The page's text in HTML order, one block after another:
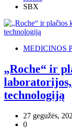
SBX
MEDICINOS
„Roche“ ir
technologiją
27 gegužės,
0